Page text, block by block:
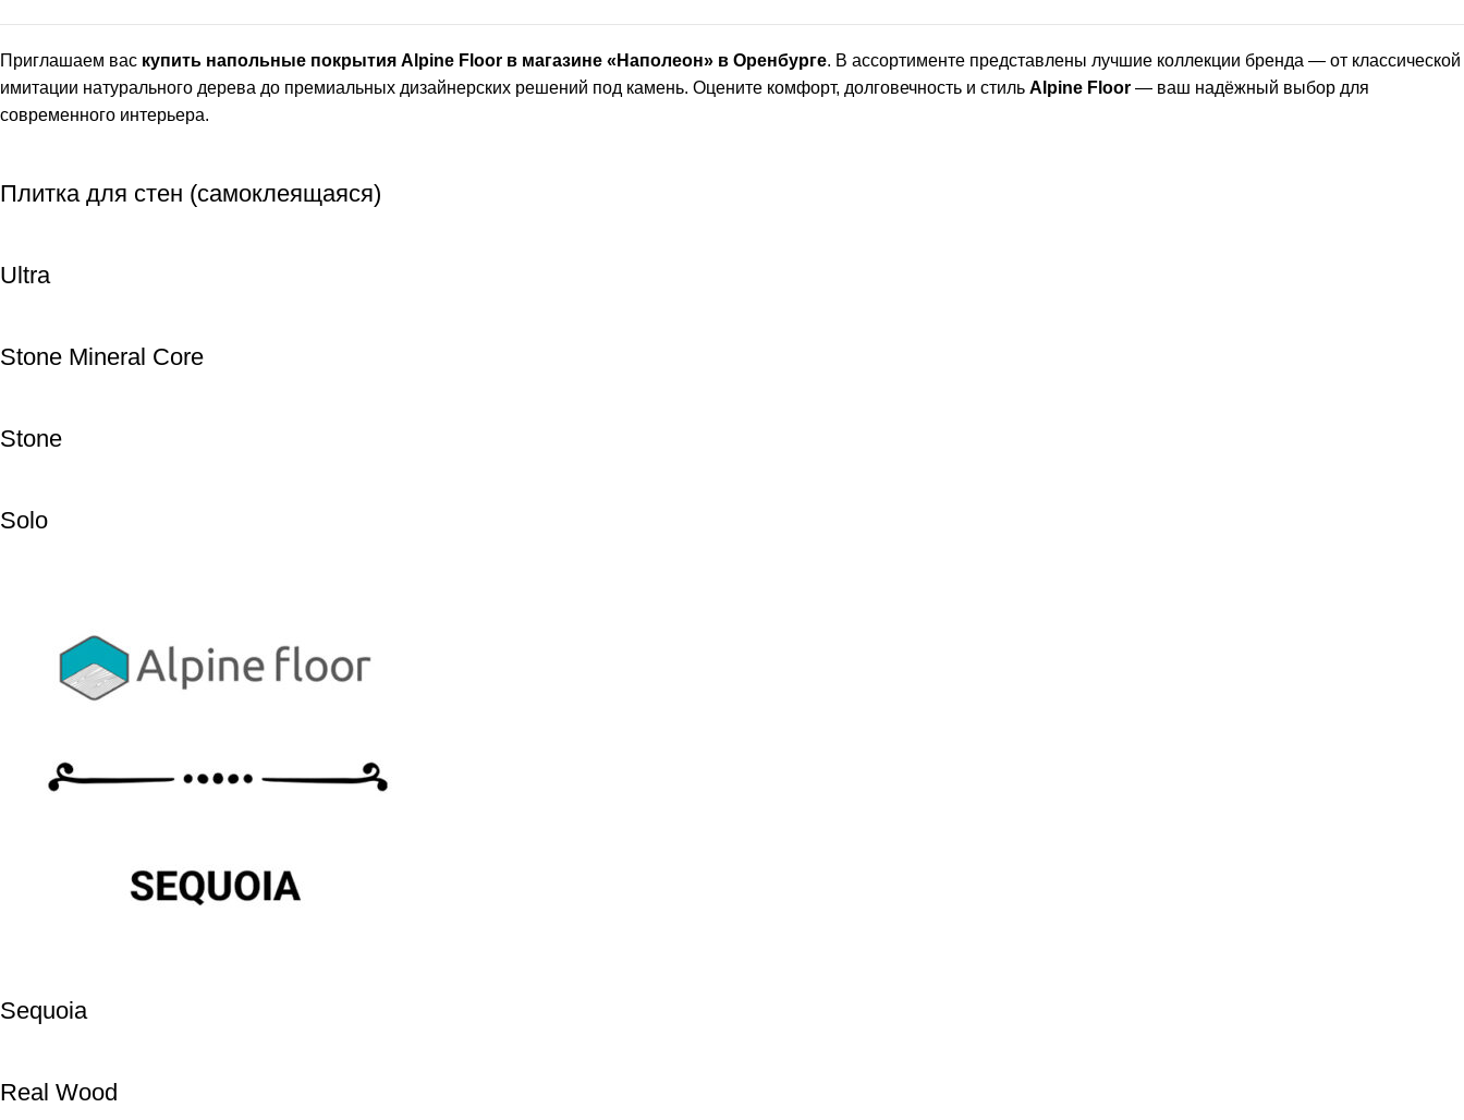
Приглашаем вас купить напольные покрытия Alpine Floor в магазине «Наполеон» в Оренбурге. В ассортименте представлены лучшие коллекции бренда — от классической
имитации натурального дерева до премиальных дизайнерских решений под камень. Оцените комфорт, долговечность и стиль Alpine Floor — ваш надёжный выбор для
современного интерьера.
Плитка для стен (самоклеящаяся)
Ultra
Stone Mineral Core
Stone
Solo
Sequoia
Real Wood